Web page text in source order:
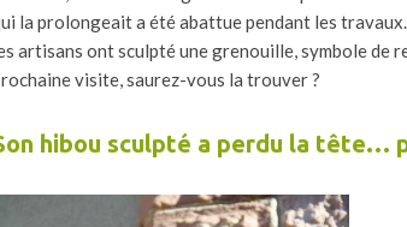
la prolongeait a été abattue pendant les
artisans ont sculpté une grenouille, symbole de
visite, saurez-vous la trouver ?
hibou sculpté a perdu la tête…